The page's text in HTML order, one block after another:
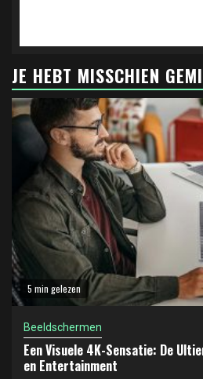
JE HEBT MISSCHIEN
5 min gelezen
Beeldschermen
Een Visuele 4K-Sensatie: De
en Entertainment